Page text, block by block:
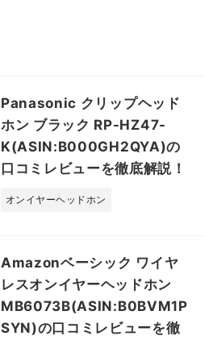
Panasonic クリップヘッド
ホン ブラック RP-HZ47-
K(ASIN:B000GH2QYA)の
口コミレビューを徹底解説！
オンイヤーヘッドホン
Amazonベーシック ワイヤ
レスオンイヤーヘッドホン
MB6073B(ASIN:B0BVM1P
SYN)の口コミレビューを徹